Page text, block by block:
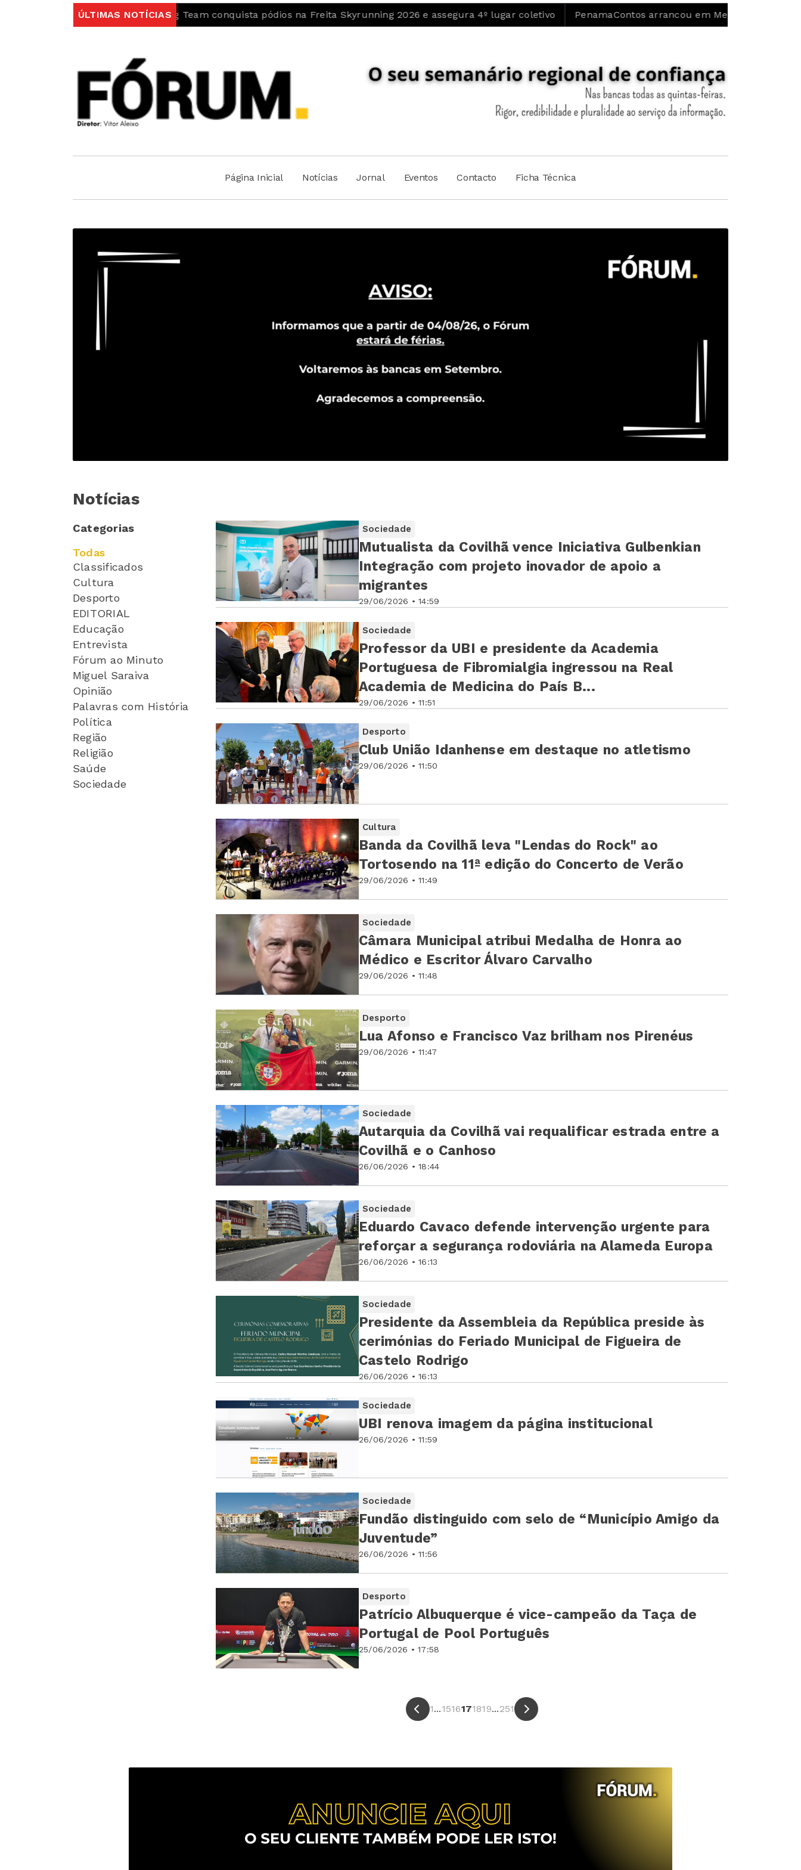
ÚLTIMAS NOTÍCIAS
Sport Hotel Trail Running Team conquista pódios na Freita Skyrunning 2026 e assegura 4º lugar coletivo PenamaContos arrancou em Meimoa e prossegue até 14
Página Inicial Notícias Jornal Eventos Contacto Ficha Técnica
Notícias
Categorias
Todas
Classificados
Cultura
Desporto
EDITORIAL
Educação
Entrevista
Fórum ao Minuto
Miguel Saraiva
Opinião
Palavras com História
Política
Região
Religião
Saúde
Sociedade
Sociedade
29/06/2026 • 14:59
Mutualista da Covilhã vence Iniciativa Gulbenkian
Integração com projeto inovador de apoio a
migrantes
Sociedade
29/06/2026 • 11:51
Professor da UBI e presidente da Academia
Portuguesa de Fibromialgia ingressou na Real
Academia de Medicina do País B...
Desporto
29/06/2026 • 11:50
Club União Idanhense em destaque no atletismo
Cultura
29/06/2026 • 11:49
Banda da Covilhã leva "Lendas do Rock" ao
Tortosendo na 11ª edição do Concerto de Verão
Sociedade
29/06/2026 • 11:48
Câmara Municipal atribui Medalha de Honra ao
Médico e Escritor Álvaro Carvalho
Desporto
29/06/2026 • 11:47
Lua Afonso e Francisco Vaz brilham nos Pirenéus
Sociedade
26/06/2026 • 18:44
Autarquia da Covilhã vai requalificar estrada entre a
Covilhã e o Canhoso
Sociedade
26/06/2026 • 16:13
Eduardo Cavaco defende intervenção urgente para
reforçar a segurança rodoviária na Alameda Europa
Sociedade
26/06/2026 • 16:13
Presidente da Assembleia da República preside às
cerimónias do Feriado Municipal de Figueira de
Castelo Rodrigo
Sociedade
26/06/2026 • 11:59
UBI renova imagem da página institucional
Sociedade
26/06/2026 • 11:56
Fundão distinguido com selo de “Município Amigo da
Juventude”
Desporto
25/06/2026 • 17:58
Patrício Albuquerque é vice-campeão da Taça de
Portugal de Pool Português
1...1516171819...251